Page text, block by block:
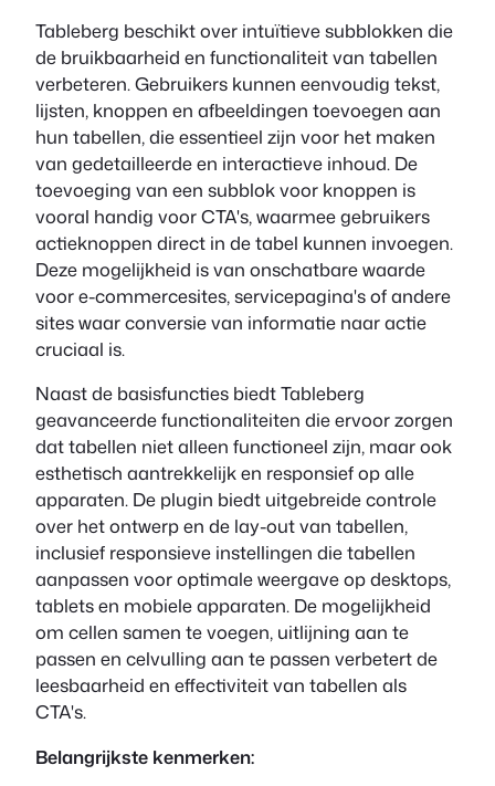
Tableberg beschikt over intuïtieve subblokken die
de bruikbaarheid en functionaliteit van tabellen
verbeteren. Gebruikers kunnen eenvoudig tekst,
lijsten, knoppen en afbeeldingen toevoegen aan
hun tabellen, die essentieel zijn voor het maken
van gedetailleerde en interactieve inhoud. De
toevoeging van een subblok voor knoppen is
vooral handig voor CTA's, waarmee gebruikers
actieknoppen direct in de tabel kunnen invoegen.
Deze mogelijkheid is van onschatbare waarde
voor e-commercesites, servicepagina's of andere
sites waar conversie van informatie naar actie
cruciaal is.
Naast de basisfuncties biedt Tableberg
geavanceerde functionaliteiten die ervoor zorgen
dat tabellen niet alleen functioneel zijn, maar ook
esthetisch aantrekkelijk en responsief op alle
apparaten. De plugin biedt uitgebreide controle
over het ontwerp en de lay-out van tabellen,
inclusief responsieve instellingen die tabellen
aanpassen voor optimale weergave op desktops,
tablets en mobiele apparaten. De mogelijkheid
om cellen samen te voegen, uitlijning aan te
passen en celvulling aan te passen verbetert de
leesbaarheid en effectiviteit van tabellen als
CTA's.
Belangrijkste kenmerken: